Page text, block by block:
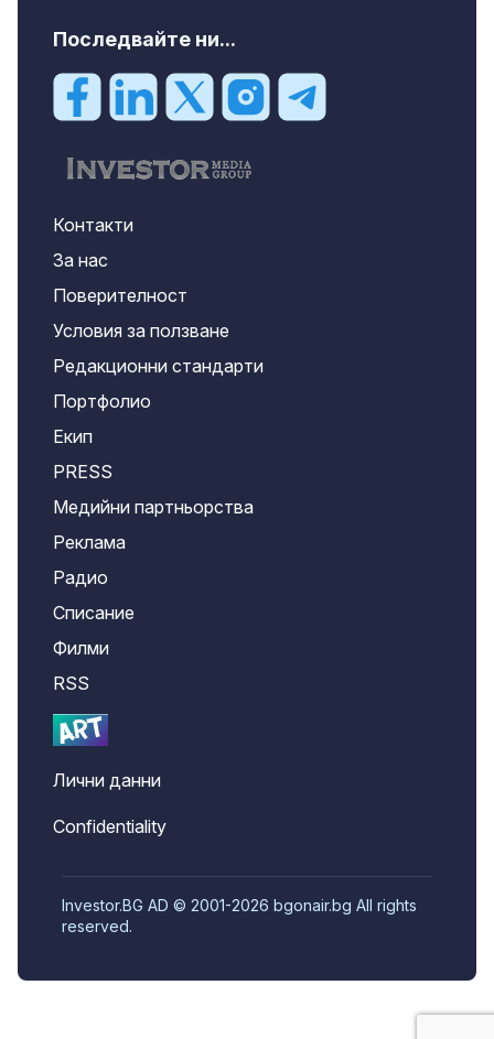
Последвайте ни...
Контакти
За нас
Поверителност
Условия за ползване
Редакционни стандарти
Портфолио
Екип
PRESS
Медийни партньорства
Реклама
Радио
Списание
Филми
RSS
Лични данни
Confidentiality
Investor.BG AD © 2001-2026 bgonair.bg All rights
reserved.